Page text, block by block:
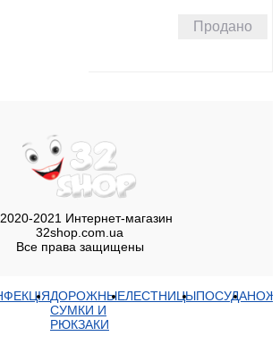
Продано
2021 Интернет-магазин
32shop.com.ua
Все права защищены
ДОРОЖНЫЕ
СУМКИ И
РЮКЗАКИ
ЛЕСТНИЦЫПОСУДА